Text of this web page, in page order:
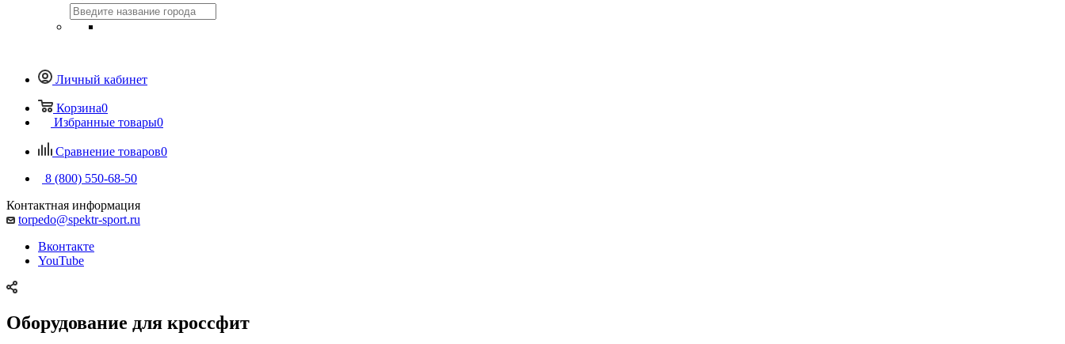
Личный кабинет
Корзина0
Избранные товары0
Сравнение товаров0
8 (800) 550-68-50
Контактная информация
torpedo@spektr-sport.ru
Вконтакте
YouTube
Оборудование для кроссфит